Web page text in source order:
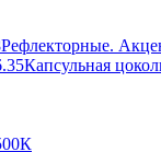
Рефлекторные.
Капсульная